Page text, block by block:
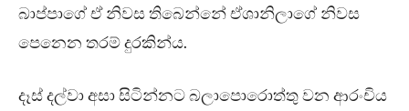
බාප්පාගේ ඒ නිවස තිබෙන්නේ ඒශානිලාගේ නිවස
පෙනෙන තරම් දුරකින්ය.
දෑස් දල්වා අසා සිටින්නට බලාපොරොත්තු වන ආරංචිය